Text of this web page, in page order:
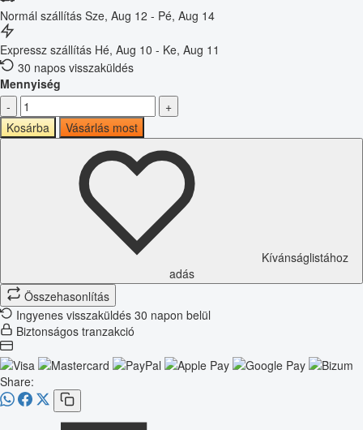
Normál szállítás Sze, Aug 12 - Pé, Aug 14
Expressz szállítás Hé, Aug 10 - Ke, Aug 11
30 napos visszaküldés
Mennyiség
-
+
Kosárba
Vásárlás most
Kívánságlistához
adás
Összehasonlítás
Ingyenes visszaküldés 30 napon belül
Biztonságos tranzakció
Share: